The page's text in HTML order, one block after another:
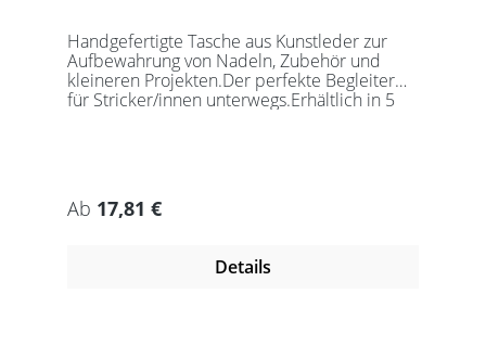
Handgefertigte Tasche aus Kunstleder zur
Aufbewahrung von Nadeln, Zubehör und
kleineren Projekten.Der perfekte Begleiter
für Stricker/innen unterwegs.Erhältlich in 5
Regulärer Preis:
Ab 17,81 €
Details